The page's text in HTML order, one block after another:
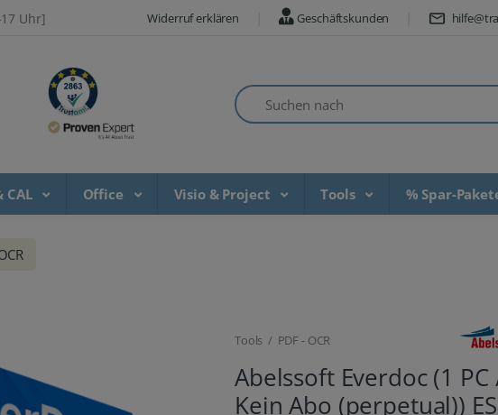
Uhr] Widerruf erklären Geschäftskunden
Suchen nach
CAL Office Visio & Project Tools % Spar-
Tools / PDF - OCR
Abelssoft Everdoc (1 PC
Kein Abo (perpetual))